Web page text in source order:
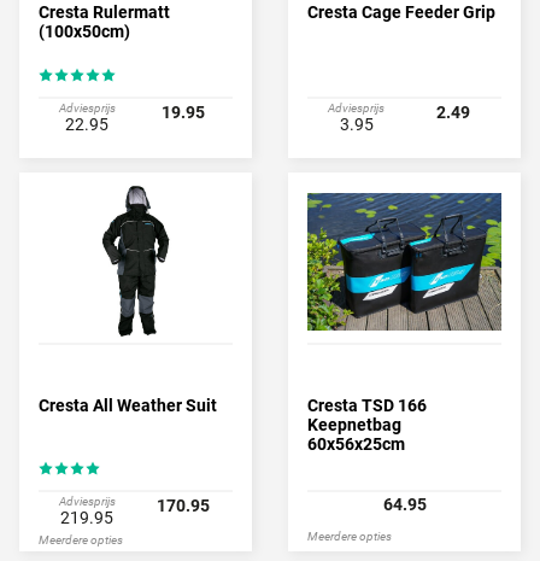
Cresta Rulermatt
(100x50cm)
Adviesprijs
22.95
19.95
Cresta Cage Feeder Grip
Adviesprijs
3.95
2.49
Cresta All Weather Suit
Adviesprijs
219.95
170.95
Meerdere opties
Cresta TSD 166
Keepnetbag
60x56x25cm
64.95
Meerdere opties